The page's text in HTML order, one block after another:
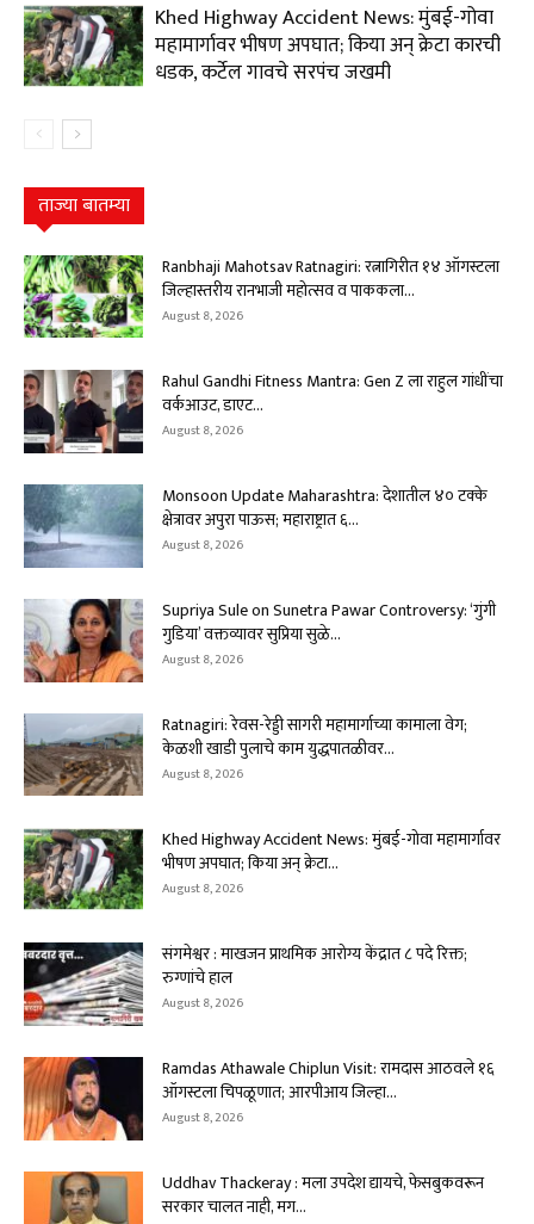
Khed Highway Accident News: मुंबई-गोवा
महामार्गावर भीषण अपघात; किया अन् क्रेटा कारची
धडक, कर्टेल गावचे सरपंच जखमी
ताज्या बातम्या
Ranbhaji Mahotsav Ratnagiri: रत्नागिरीत १४ ऑगस्टला
जिल्हास्तरीय रानभाजी महोत्सव व पाककला...
August 8, 2026
Rahul Gandhi Fitness Mantra: Gen Z ला राहुल गांधींचा
वर्कआउट, डाएट...
August 8, 2026
Monsoon Update Maharashtra: देशातील ४० टक्के
क्षेत्रावर अपुरा पाऊस; महाराष्ट्रात ६...
August 8, 2026
Supriya Sule on Sunetra Pawar Controversy: ‘गुंगी
गुडिया’ वक्तव्यावर सुप्रिया सुळे...
August 8, 2026
Ratnagiri: रेवस-रेड्डी सागरी महामार्गाच्या कामाला वेग;
केळशी खाडी पुलाचे काम युद्धपातळीवर...
August 8, 2026
Khed Highway Accident News: मुंबई-गोवा महामार्गावर
भीषण अपघात; किया अन् क्रेटा...
August 8, 2026
संगमेश्वर : माखजन प्राथमिक आरोग्य केंद्रात ८ पदे रिक्त;
रुग्णांचे हाल
August 8, 2026
Ramdas Athawale Chiplun Visit: रामदास आठवले १६
ऑगस्टला चिपळूणात; आरपीआय जिल्हा...
August 8, 2026
Uddhav Thackeray : मला उपदेश द्यायचे, फेसबुकवरून
सरकार चालत नाही, मग...